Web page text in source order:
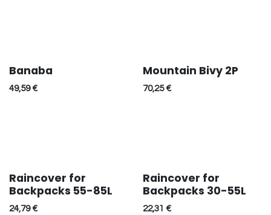
Banaba
49,59€
Mountain Bivy 2P
70,25€
Raincover for
Backpacks 55-85L
24,79€
Raincover for
Backpacks 30-55L
22,31 €